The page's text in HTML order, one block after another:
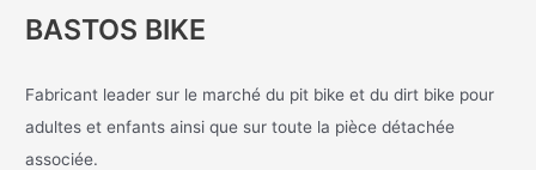
BASTOS BIKE
Fabricant leader sur le marché du pit bike et du dirt bike pour
adultes et enfants ainsi que sur toute la pièce détachée
associée.